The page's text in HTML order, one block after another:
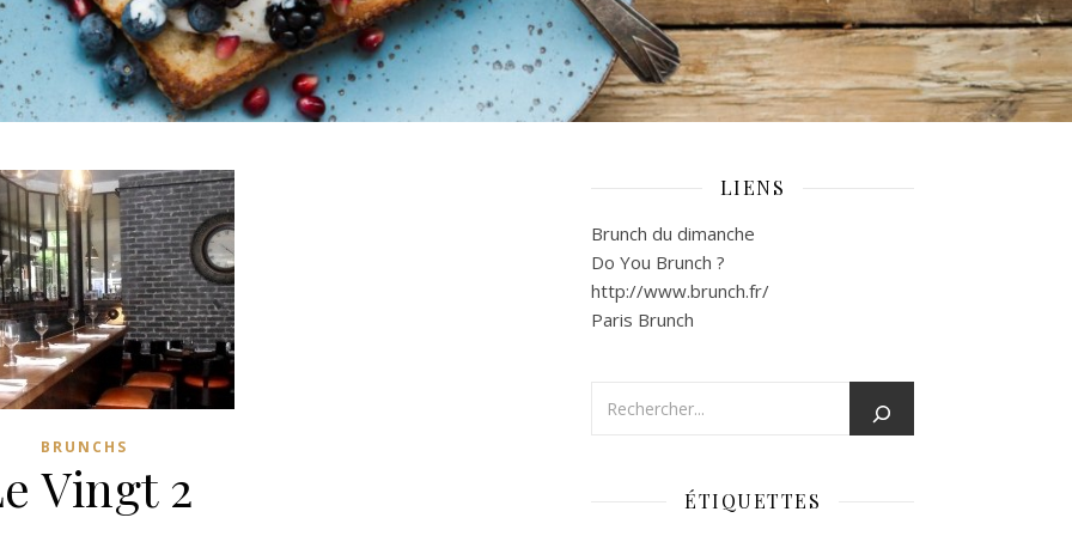
BRUNCHS
Vingt 2
LIENS
Brunch du dimanche
Do You Brunch ?
http://www.brunch.fr/
Paris Brunch
ÉTIQUETTES